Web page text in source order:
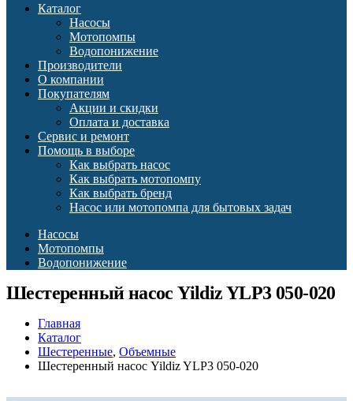
Каталог
Насосы
Мотопомпы
Водопонижение
Производители
О компании
Покупателям
Акции и скидки
Оплата и доставка
Сервис и ремонт
Помощь в выборе
Как выбрать насос
Как выбрать мотопомпу
Как выбрать бренд
Насос или мотопомпа для бытовых задач
Насосы
Мотопомпы
Водопонижение
Шестеренный насос Yildiz YLP3 050-020
Главная
Каталог
Шестеренные, Объемные
Шестеренный насос Yildiz YLP3 050-020